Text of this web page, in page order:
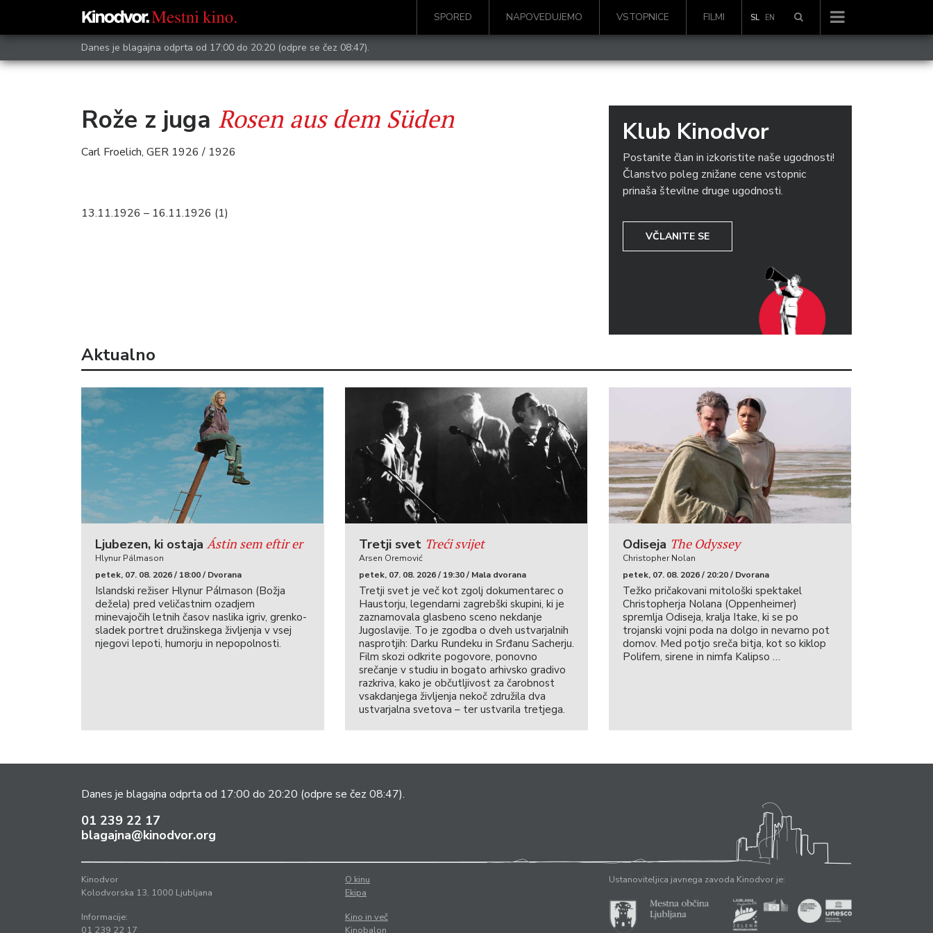
SPORED NAPOVEDUJEMO VSTOPNICE FILMI SL EN
Danes je blagajna odprta od 17:00 do 20:20 (odpre se čez 08:47).
Rože z juga Rosen aus dem Süden
Carl Froelich, GER 1926 / 1926
13.11.1926 – 16.11.1926 (1)
Klub Kinodvor
Postanite član in izkoristite naše ugodnosti!
Članstvo poleg znižane cene vstopnic
prinaša številne druge ugodnosti.
VČLANITE SE
Aktualno
Ljubezen, ki ostaja Ástin sem eftir er
Hlynur Pálmason
petek, 07. 08. 2026 / 18:00 / Dvorana
Islandski režiser Hlynur Pálmason (Božja
dežela) pred veličastnim ozadjem
minevajočih letnih časov naslika igriv, grenko-
sladek portret družinskega življenja v vsej
njegovi lepoti, humorju in nepopolnosti.
Tretji svet Treći svijet
Arsen Oremović
petek, 07. 08. 2026 / 19:30 / Mala dvorana
Tretji svet je več kot zgolj dokumentarec o
Haustorju, legendarni zagrebški skupini, ki je
zaznamovala glasbeno sceno nekdanje
Jugoslavije. To je zgodba o dveh ustvarjalnih
nasprotjih: Darku Rundeku in Srđanu Sacherju.
Film skozi odkrite pogovore, ponovno
srečanje v studiu in bogato arhivsko gradivo
razkriva, kako je občutljivost za čarobnost
vsakdanjega življenja nekoč združila dva
ustvarjalna svetova – ter ustvarila tretjega.
Odiseja The Odyssey
Christopher Nolan
petek, 07. 08. 2026 / 20:20 / Dvorana
Težko pričakovani mitološki spektakel
Christopherja Nolana (Oppenheimer)
spremlja Odiseja, kralja Itake, ki se po
trojanski vojni poda na dolgo in nevarno pot
domov. Med potjo sreča bitja, kot so kiklop
Polifem, sirene in nimfa Kalipso …
Danes je blagajna odprta od 17:00 do 20:20 (odpre se čez 08:47).
01 239 22 17
blagajna@kinodvor.org
Kinodvor
Kolodvorska 13, 1000 Ljubljana
Informacije:
01 239 22 17
O kinu
Ekipa
Kino in več
Kinobalon
Ustanoviteljica javnega zavoda Kinodvor je: